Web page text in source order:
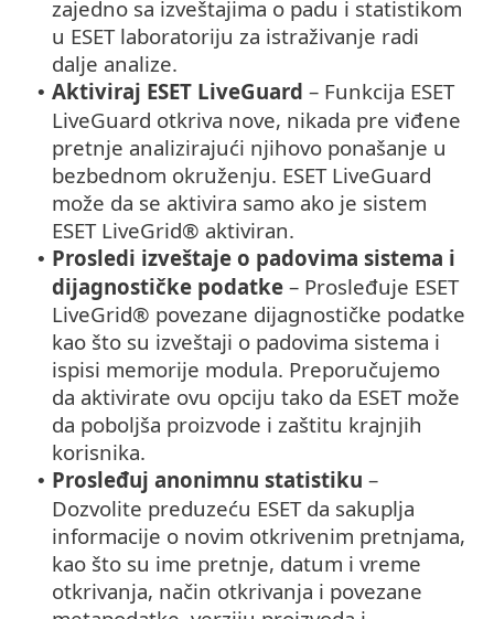
zajedno sa izveštajima o padu i statistikom
u ESET laboratoriju za istraživanje radi
dalje analize.
• Aktiviraj ESET LiveGuard – Funkcija ESET
LiveGuard otkriva nove, nikada pre viđene
pretnje analizirajući njihovo ponašanje u
bezbednom okruženju. ESET LiveGuard
može da se aktivira samo ako je sistem
ESET LiveGrid® aktiviran.
• Prosledi izveštaje o padovima sistema i
dijagnostičke podatke – Prosleđuje ESET
LiveGrid® povezane dijagnostičke podatke
kao što su izveštaji o padovima sistema i
ispisi memorije modula. Preporučujemo
da aktivirate ovu opciju tako da ESET može
da poboljša proizvode i zaštitu krajnjih
korisnika.
• Prosleđuj anonimnu statistiku –
Dozvolite preduzeću ESET da sakuplja
informacije o novim otkrivenim pretnjama,
kao što su ime pretnje, datum i vreme
otkrivanja, način otkrivanja i povezane